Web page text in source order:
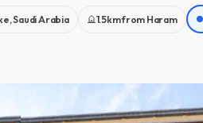
Saudi Arabia 1.5km from Haram